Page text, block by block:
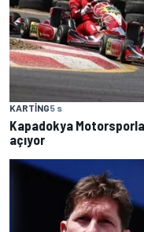
KARTING5 s
Kapadokya
açıyor